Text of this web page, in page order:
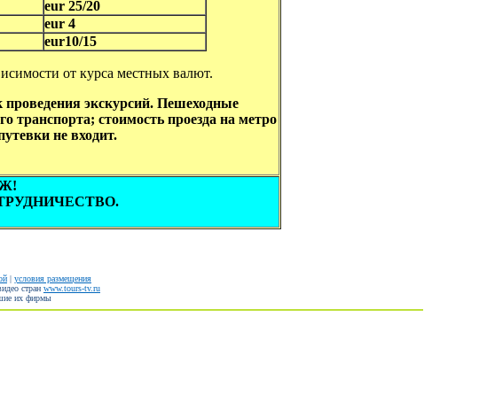
eur 25/20
eur 4
eur10/15
от курса местных валют.
проведения экскурсий. Пешеходные
транспорта; стоимость проезда на метро
не входит.
| условия размещения
стран www.tours-tv.ru
их фирмы